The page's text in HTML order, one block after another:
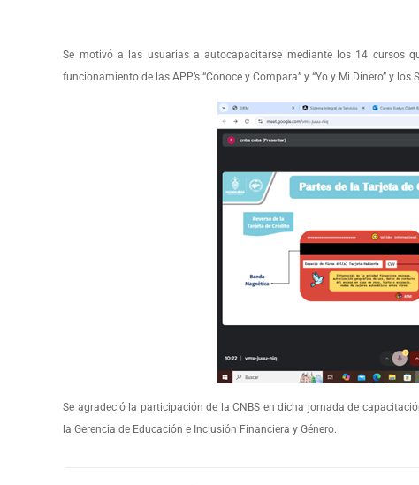
Se motivó a las usuarias a autocapacitarse mediante los 14 cursos
funcionamiento de las APP’s “Conoce y Compara” y “Yo y Mi Dinero” y
Se agradeció la participación de la CNBS en dicha jornada de
la Gerencia de Educación e Inclusión Financiera y Género.​